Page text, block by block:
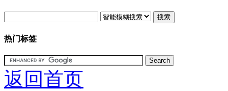
搜索
热门标签
返回首页